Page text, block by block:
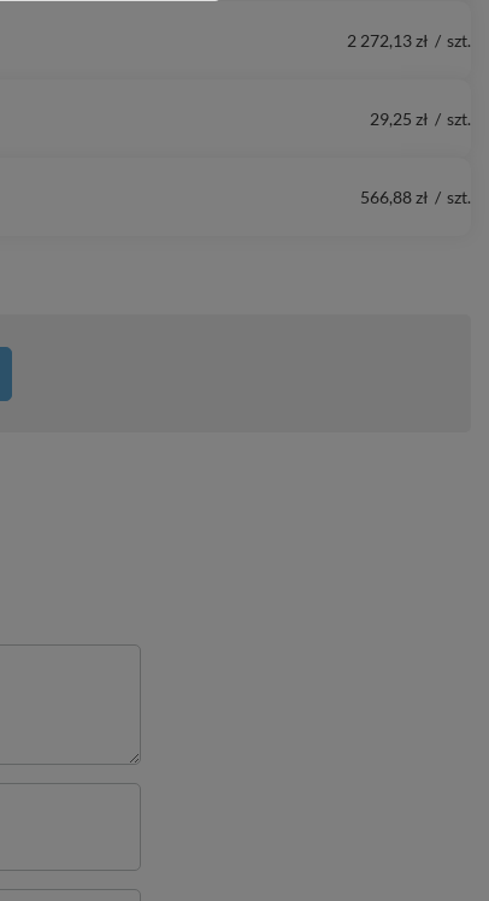
2 272,13 zł / szt.
29,25 zł / szt.
566,88 zł / szt.